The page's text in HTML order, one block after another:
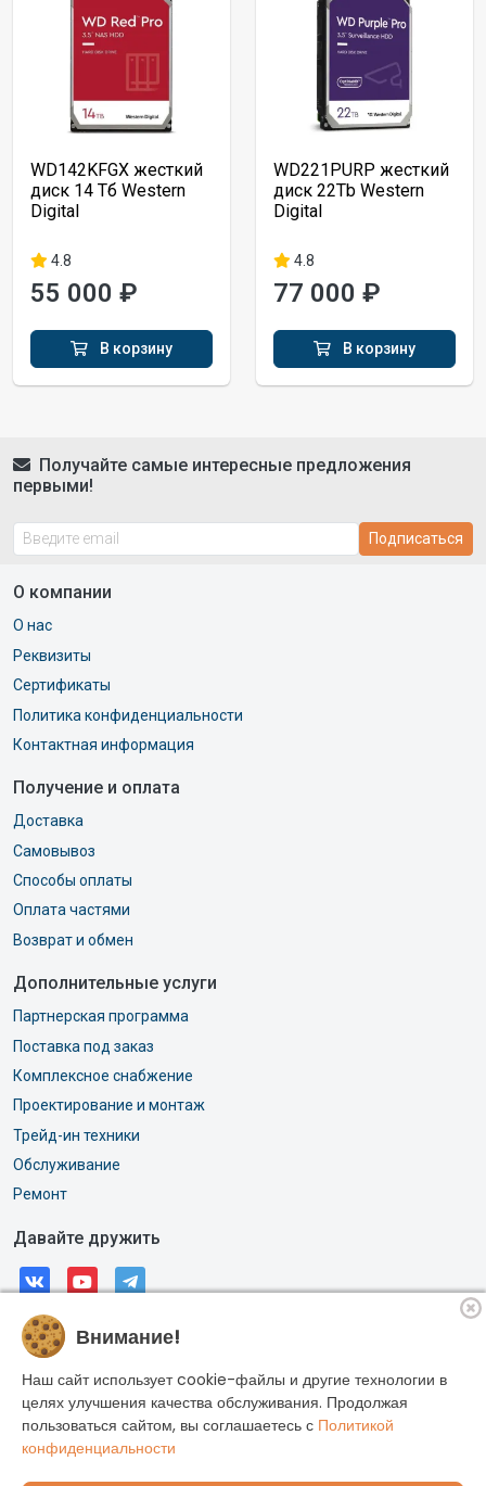
WD142KFGX жесткий
диск 14 Тб Western
Digital
4.8
55 000 ₽
В корзину
WD221PURP жесткий
диск 22Tb Western
Digital
4.8
77 000 ₽
В корзину
Получайте самые интересные предложения
первыми!
Подписаться
О компании
О нас
Реквизиты
Сертификаты
Политика конфиденциальности
Контактная информация
Получение и оплата
Доставка
Самовывоз
Способы оплаты
Оплата частями
Возврат и обмен
Дополнительные услуги
Партнерская программа
Поставка под заказ
Комплексное снабжение
Проектирование и монтаж
Трейд-ин техники
Обслуживание
Ремонт
Давайте дружить
© 2026, АО «РОССИ». Все права защищены.
Адрес: г. Москва, Горлов тупик, дом 11А
ИНН: 7704033887
ОГРН: 1027700573922
Внимание!
Наш сайт использует cookie-файлы и другие технологии в
целях улучшения качества обслуживания. Продолжая
пользоваться сайтом, вы соглашаетесь с Политикой
конфиденциальности